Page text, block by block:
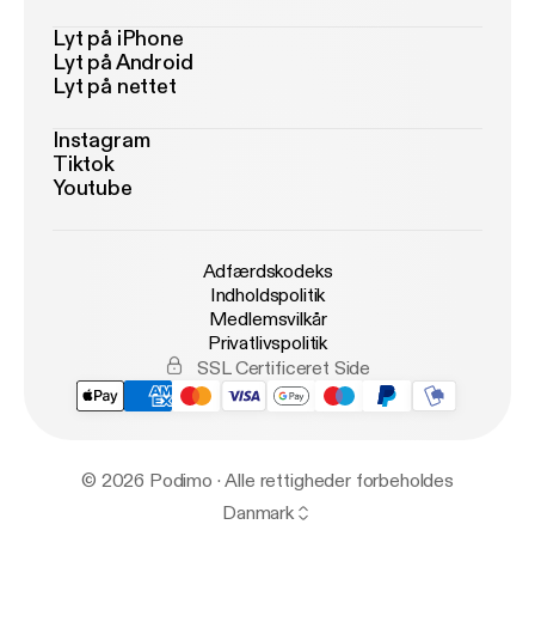
Lyt på iPhone
Lyt på Android
Lyt på nettet
Instagram
Tiktok
Youtube
Adfærdskodeks
Indholdspolitik
Medlemsvilkår
Privatlivspolitik
SSL Certificeret Side
© 2026 Podimo · Alle rettigheder forbeholdes
Danmark